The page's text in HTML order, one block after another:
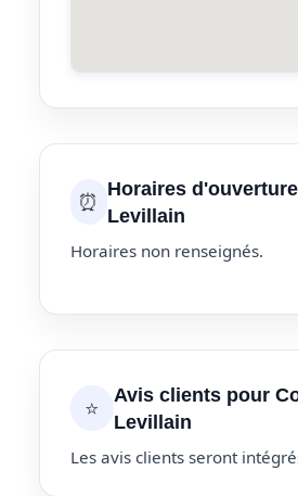
⏰ Horaires
Levillain
Horaires non renseignés.
⭐
Avis clients pour
Levillain
Les avis clients seront